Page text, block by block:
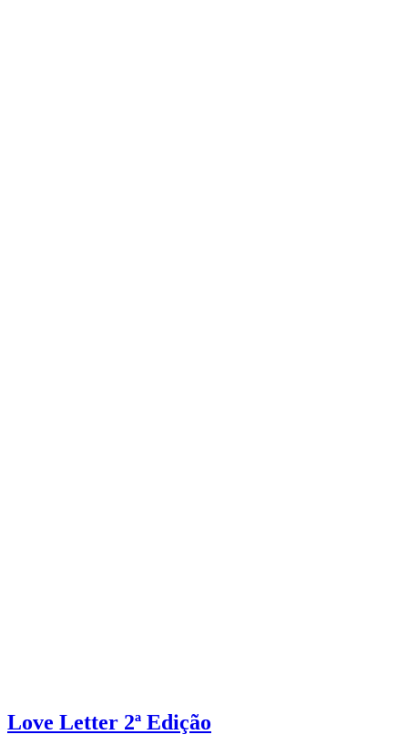
Love Letter 2ª Edição